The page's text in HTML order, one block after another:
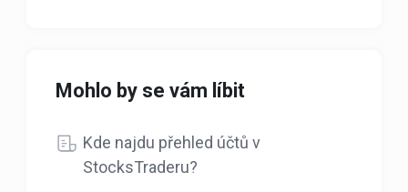
Mohlo by se vám líbit
Kde najdu přehled účtů v
StocksTraderu?